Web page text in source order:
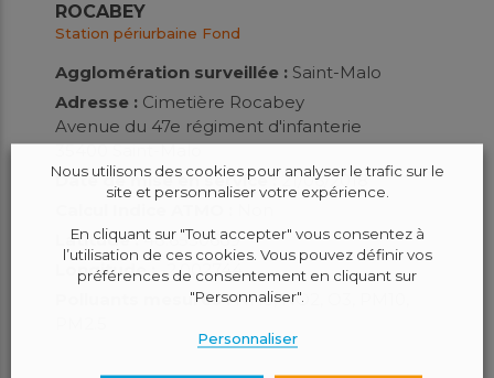
ROCABEY
Station périurbaine Fond
Agglomération surveillée : Saint-Malo
Adresse : Cimetière Rocabey
Avenue du 47e régiment d'infanterie
35400 Saint-Malo
Date de mise en service :21/06/2018
Latitude :48.6530669
Longitude :-2.002744
Polluants mesurés :NH3, NO2, O3, PM10,
Nous utilisons des cookies pour analyser le trafic sur le
site et personnaliser votre expérience.
En cliquant sur "Tout accepter" vous consentez à
l’utilisation de ces cookies. Vous pouvez définir vos
préférences de consentement en cliquant sur
"Personnaliser".
Personnaliser